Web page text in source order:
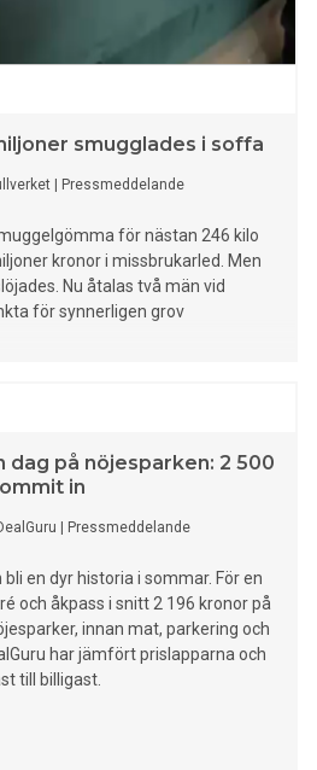
smugglades i soffa
Pressmeddelande
för nästan 246 kilo
kronor i missbrukarled. Men
Nu åtalas två män vid
för synnerligen grov
på nöjesparken: 2 500
in
Pressmeddelande
bli en dyr historia i sommar. För en
och åkpass i snitt 2 196 kronor på
innan mat, parkering och
har jämfört prislapparna och
till billigast.